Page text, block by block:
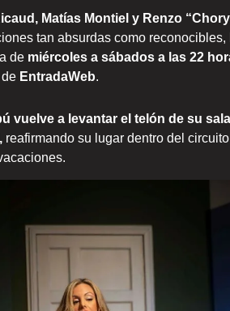
Matías Montiel y Renzo
tan absurdas como
de miércoles a sábados a las 22
EntradaWeb.
vuelve a levantar el telón de su
reafirmando su lugar dentro del